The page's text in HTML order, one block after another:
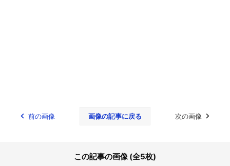
前の画像 画像の記事に戻る 次の画像
この記事の画像 (全5枚)